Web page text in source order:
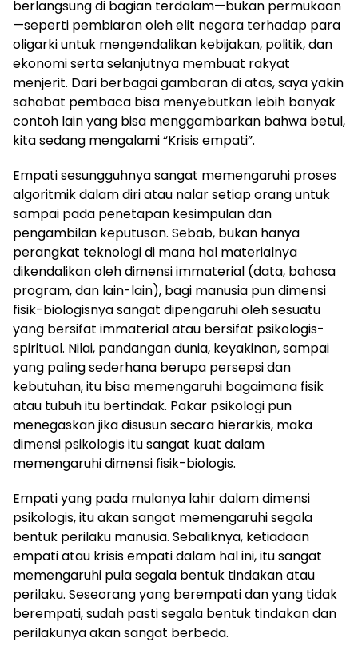
berlangsung di bagian terdalam—bukan permukaan
—seperti pembiaran oleh elit negara terhadap para
oligarki untuk mengendalikan kebijakan, politik, dan
ekonomi serta selanjutnya membuat rakyat
menjerit. Dari berbagai gambaran di atas, saya yakin
sahabat pembaca bisa menyebutkan lebih banyak
contoh lain yang bisa menggambarkan bahwa betul,
kita sedang mengalami “Krisis empati”.
Empati sesungguhnya sangat memengaruhi proses
algoritmik dalam diri atau nalar setiap orang untuk
sampai pada penetapan kesimpulan dan
pengambilan keputusan. Sebab, bukan hanya
perangkat teknologi di mana hal materialnya
dikendalikan oleh dimensi immaterial (data, bahasa
program, dan lain-lain), bagi manusia pun dimensi
fisik-biologisnya sangat dipengaruhi oleh sesuatu
yang bersifat immaterial atau bersifat psikologis-
spiritual. Nilai, pandangan dunia, keyakinan, sampai
yang paling sederhana berupa persepsi dan
kebutuhan, itu bisa memengaruhi bagaimana fisik
atau tubuh itu bertindak. Pakar psikologi pun
menegaskan jika disusun secara hierarkis, maka
dimensi psikologis itu sangat kuat dalam
memengaruhi dimensi fisik-biologis.
Empati yang pada mulanya lahir dalam dimensi
psikologis, itu akan sangat memengaruhi segala
bentuk perilaku manusia. Sebaliknya, ketiadaan
empati atau krisis empati dalam hal ini, itu sangat
memengaruhi pula segala bentuk tindakan atau
perilaku. Seseorang yang berempati dan yang tidak
berempati, sudah pasti segala bentuk tindakan dan
perilakunya akan sangat berbeda.